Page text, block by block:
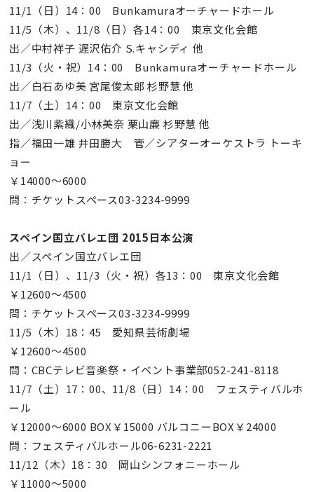
11/1（日）14：00 Bunkamuraオーチャードホール
11/5（木）、11/8（日）各14：00 東京文化会館
出／中村祥子 遅沢佑介 S.キャシディ 他
11/3（火・祝）14：00 Bunkamuraオーチャードホール
出／白石あゆ美 宮尾俊太郎 杉野慧 他
11/7（土）14：00 東京文化会館
出／浅川紫織/小林美奈 栗山廉 杉野慧 他
指／福田一雄 井田勝大 管／シアターオーケストラ トーキ
ョー
￥14000〜6000
問：チケットスペース03-3234-9999
スペイン国立バレエ団 2015日本公演
出／スペイン国立バレエ団
11/1（日）、11/3（火・祝）各13：00 東京文化会館
￥12600〜4500
問：チケットスペース03-3234-9999
11/5（木）18：45 愛知県芸術劇場
￥12600〜4500
問：CBCテレビ音楽祭・イベント事業部052-241-8118
11/7（土）17：00、11/8（日）14：00 フェスティバルホ
ール
￥12000〜6000 BOX￥15000 バルコニーBOX￥24000
問：フェスティバルホール06-6231-2221
11/12（木）18：30 岡山シンフォニーホール
￥11000〜5000